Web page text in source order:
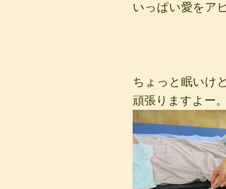
いっぱい愛をア
ちょっと眠いけ
頑張りますよー